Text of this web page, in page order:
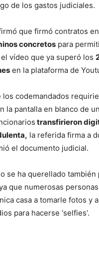
de los gastos judiciales.
que firmó contratos
concretos para
vídeo que ya superó los
en la plataforma de
los codemandados
la pantalla en blanco de
transfirieron
la referida firma a
el documento judicial.
se ha querellado también
que numerosas
casa a tomarle fotos y
para hacerse ‘selfies’.